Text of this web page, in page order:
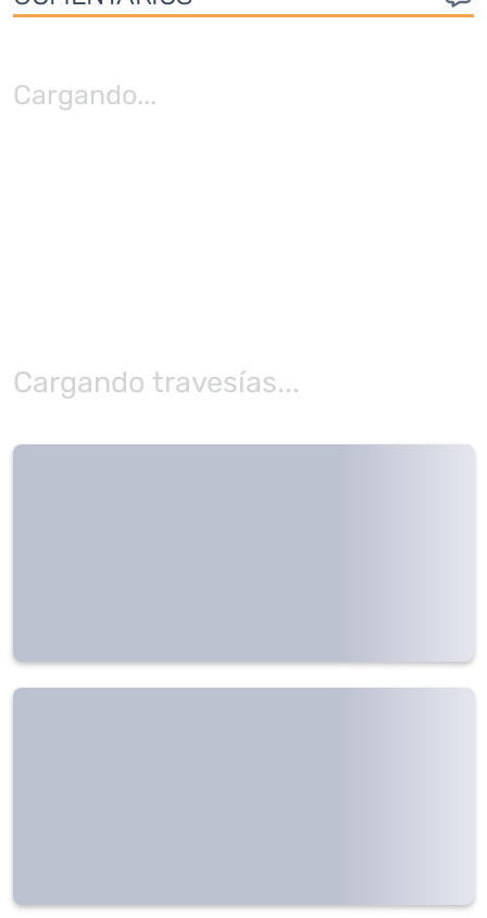
Cargando...
Cargando travesías...